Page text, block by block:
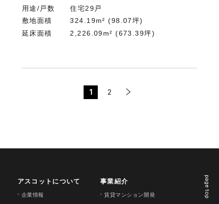
用途/戸数
住宅29戸
敷地面積
324.19m² (98.07坪)
延床面積
2,226.09m² (673.39坪)
1 2
page top
アスコットについて
企業情報
事業紹介
賃貸マンション開発